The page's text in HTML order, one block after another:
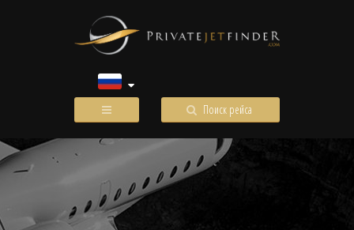
Поиск рейса